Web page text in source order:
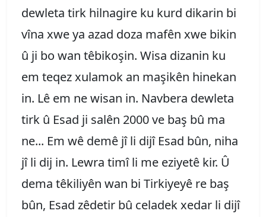
dewleta tirk hilnagire ku kurd dikarin bi
vîna xwe ya azad doza mafên xwe bikin
û ji bo wan têbikoşin. Wisa dizanin ku
em teqez xulamok an maşikên hinekan
in. Lê em ne wisan in. Navbera dewleta
tirk û Esad ji salên 2000 ve baş bû ma
ne... Em wê demê jî li dijî Esad bûn, niha
jî li dij in. Lewra timî li me eziyetê kir. Û
dema têkiliyên wan bi Tirkiyeyê re baş
bûn, Esad zêdetir bû celadek xedar li dijî